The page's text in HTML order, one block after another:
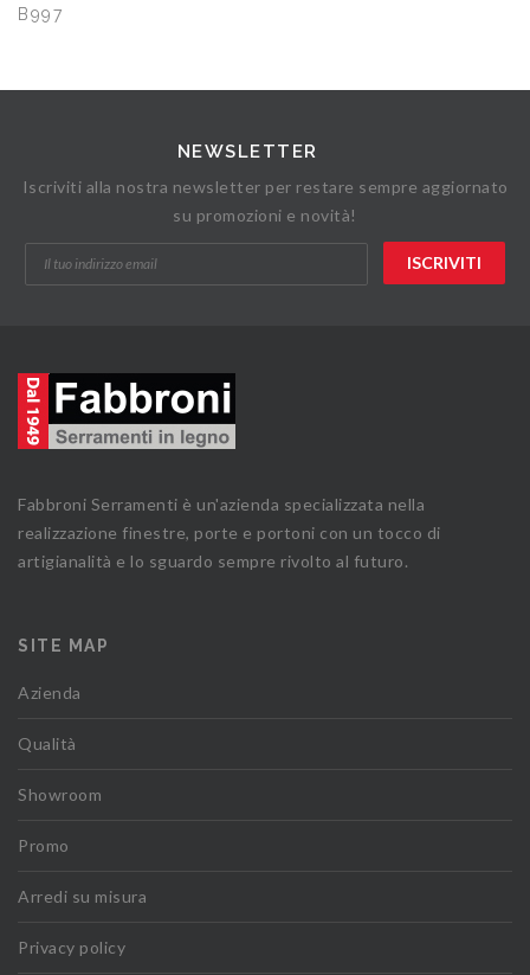
B997
NEWSLETTER
Iscriviti alla nostra newsletter per restare sempre aggiornato
su promozioni e novità!
Fabbroni Serramenti è un'azienda specializzata nella
realizzazione finestre, porte e portoni con un tocco di
artigianalità e lo sguardo sempre rivolto al futuro.
SITE MAP
Azienda
Qualità
Showroom
Promo
Arredi su misura
Privacy policy